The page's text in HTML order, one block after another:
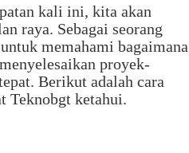
kali ini, kita akan
raya. Sebagai seorang
memahami bagaimana
proyek-
Berikut adalah cara
Teknobgt ketahui.